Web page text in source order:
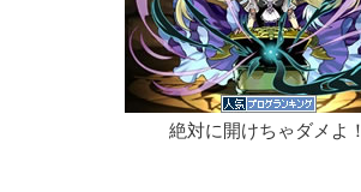
絶対に開けちゃダメよ！